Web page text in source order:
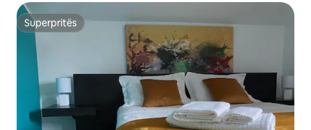
Superpritës
Superpritës